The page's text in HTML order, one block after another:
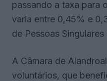
passando a taxa para
varia entre 0,45% e
de Pessoas
A Câmara de
voluntários, que